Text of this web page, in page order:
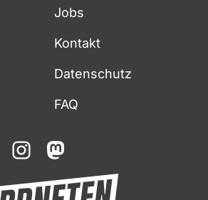
Jobs
Kontakt
Datenschutz
FAQ
instagrammastodon